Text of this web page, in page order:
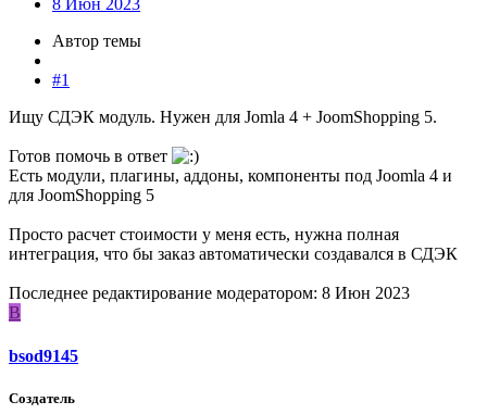
8 Июн 2023
Автор темы
#1
Ищу СДЭК модуль. Нужен для Jomla 4 + JoomShopping 5.
Готов помочь в ответ
Есть модули, плагины, аддоны, компоненты под Joomla 4 и
для JoomShopping 5
Просто расчет стоимости у меня есть, нужна полная
интеграция, что бы заказ автоматически создавался в СДЭК
Последнее редактирование модератором: 8 Июн 2023
B
bsod9145
Создатель